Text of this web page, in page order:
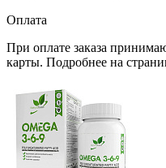
Оплата
При оплате заказа
карты. Подробнее на